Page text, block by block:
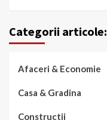
Categorii articole:
Afaceri & Economie
Casa & Gradina
Constructii